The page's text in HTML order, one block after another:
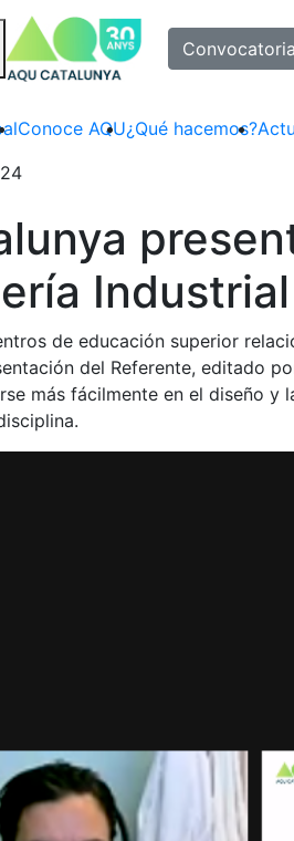
selected
Conoce AQU¿Qué hacemos?
Industrial
de educación superior
del Referente, editado
más fácilmente en el diseño y